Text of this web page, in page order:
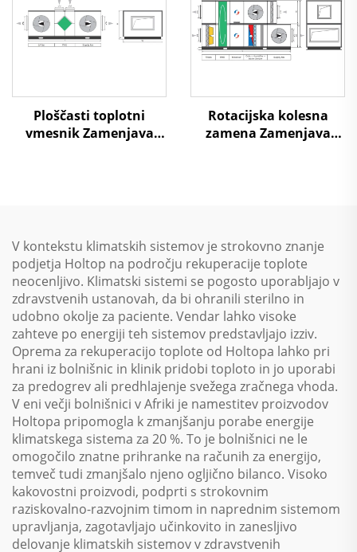
Ploščasti toplotni
vmesnik Zamenjava
Rotacijska kolesna
zamena Zamenjava
V kontekstu klimatskih sistemov je strokovno znanje
podjetja Holtop na področju rekuperacije toplote
neocenljivo. Klimatski sistemi se pogosto uporabljajo v
zdravstvenih ustanovah, da bi ohranili sterilno in
udobno okolje za paciente. Vendar lahko visoke
zahteve po energiji teh sistemov predstavljajo izziv.
Oprema za rekuperacijo toplote od Holtopa lahko pri
hrani iz bolnišnic in klinik pridobi toploto in jo uporabi
za predogrev ali predhlajenje svežega zračnega vhoda.
V eni večji bolnišnici v Afriki je namestitev proizvodov
Holtopa pripomogla k zmanjšanju porabe energije
klimatskega sistema za 20 %. To je bolnišnici ne le
omogočilo znatne prihranke na računih za energijo,
temveč tudi zmanjšalo njeno ogljično bilanco. Visoko
kakovostni proizvodi, podprti s strokovnim
raziskovalno-razvojnim timom in naprednim sistemom
upravljanja, zagotavljajo učinkovito in zanesljivo
delovanje klimatskih sistemov v zdravstvenih